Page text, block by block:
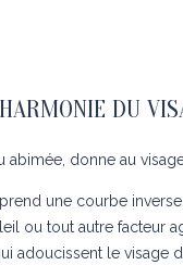
DU
donne au
une courbe
ou tout autre facteur
adoucissent le visage